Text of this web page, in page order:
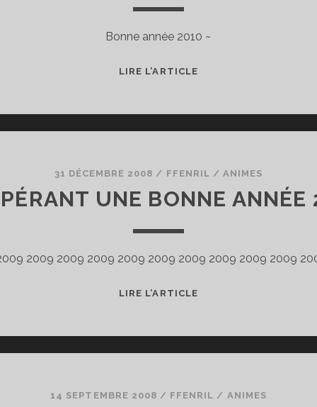
Bonne année 2010 ~
LIRE L’ARTICLEBONNE
31 DÉCEMBRE 2008 / FFENRIL / ANIMES
UNE BONNE ANNÉE
2009 2009 2009 2009 2009 2009 2009 2009 2009
LIRE L’ARTICLEEN
14 SEPTEMBRE 2008 / FFENRIL / ANIMES